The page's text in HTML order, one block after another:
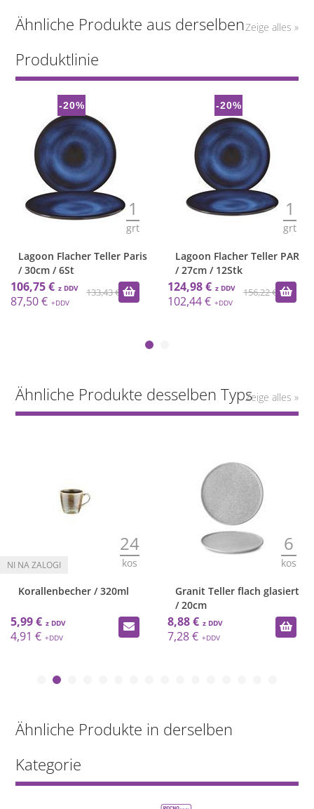
Ähnliche Produkte aus derselben
Produktlinie
Zeige alles »
-20%
1
grt
Lagoon Flacher Teller Paris
/ 30cm / 6St
133,43 €
106,75 €
87,50 €
-20%
1
grt
Lagoon Flacher Teller PAR
/ 27cm / 12Stk
156,22 €
124,98 €
102,44 €
Ähnliche Produkte desselben TypsZeige alles »
24
kos
Korallenbecher / 320ml
5,99 €
4,91 €
6
kos
Granit Teller flach glasiert
/ 20cm
8,88 €
7,28 €
Ähnliche Produkte in derselben
Kategorie